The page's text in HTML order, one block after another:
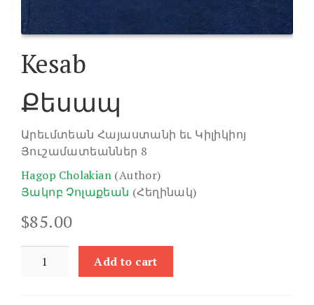
Kesab
Քեսապ
Արեւմտեան Հայաստանի եւ Կիլիկիոյ
Յուշամատեաններ 8
Hagop Cholakian (Author)
Յակոբ Չոլաքեան (Հեղինակ)
$85.00
Kesab
quantity
Add to cart